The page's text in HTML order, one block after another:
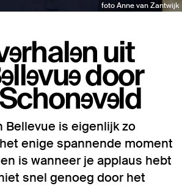
foto Anne van Zantwijk
uit
door
Bellevue is eigenlijk zo
enige spannende moment
is wanneer je applaus hebt
snel genoeg door het